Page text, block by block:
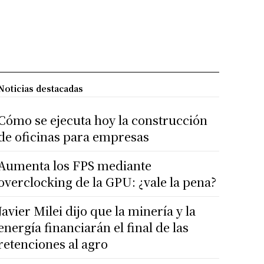
destacadas
se ejecuta hoy la construcción
oficinas para empresas
los FPS mediante
de la GPU: ¿vale la pena?
Milei dijo que la minería y la
financiarán el final de las
al agro